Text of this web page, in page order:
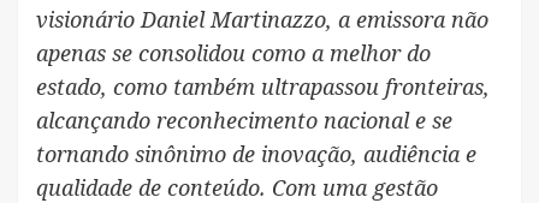
visionário Daniel Martinazzo, a emissora não
apenas se consolidou como a melhor do
estado, como também ultrapassou fronteiras,
alcançando reconhecimento nacional e se
tornando sinônimo de inovação, audiência e
qualidade de conteúdo. Com uma gestão